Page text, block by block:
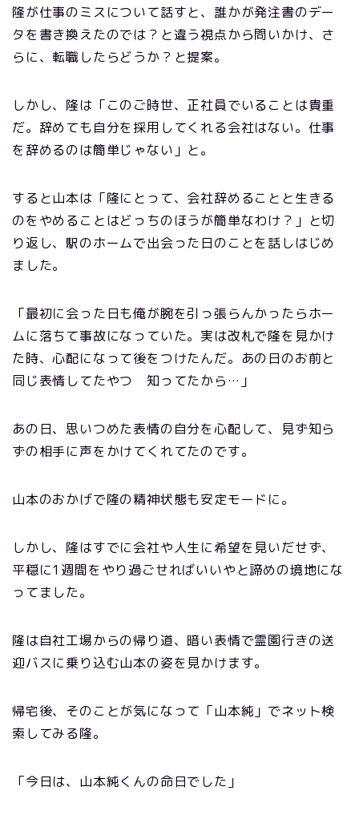
隆が仕事のミスについて話すと、誰かが発注書のデー
タを書き換えたのでは？と違う視点から問いかけ、さ
らに、転職したらどうか？と提案。
しかし、隆は「このご時世、正社員でいることは貴重
だ。辞めても自分を採用してくれる会社はない。仕事
を辞めるのは簡単じゃない」と。
すると山本は「隆にとって、会社辞めることと生きる
のをやめることはどっちのほうが簡単なわけ？」と切
り返し、駅のホームで出会った日のことを話しはじめ
ました。
「最初に会った日も俺が腕を引っ張らんかったらホー
ムに落ちて事故になっていた。実は改札で隆を見かけ
た時、心配になって後をつけたんだ。あの日のお前と
同じ表情してたやつ 知ってたから…」
あの日、思いつめた表情の自分を心配して、見ず知ら
ずの相手に声をかけてくれてたのです。
山本のおかげで隆の精神状態も安定モードに。
しかし、隆はすでに会社や人生に希望を見いだせず、
平穏に1週間をやり過ごせればいいやと諦めの境地にな
ってました。
隆は自社工場からの帰り道、暗い表情で霊園行きの送
迎バスに乗り込む山本の姿を見かけます。
帰宅後、そのことが気になって「山本純」でネット検
索してみる隆。
「今日は、山本純くんの命日でした」